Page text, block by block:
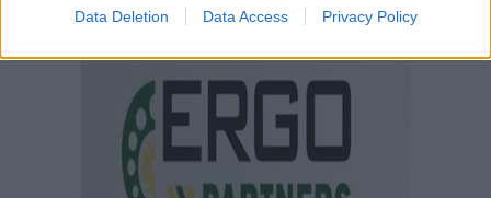
Data Deletion Data Access Privacy Policy